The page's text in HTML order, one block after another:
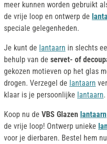
meer kunnen worden gebruikt
de vrije loop en ontwerp de
speciale gelegenheden.
Je kunt de lantaarn in slechts
behulp van de servet- of
gekozen motieven op het glas
drogen. Verzegel de lantaarn
klaar is je persoonlijke lantaarn.
Koop nu de VBS Glazen lantaarn
de vrije loop! Ontwerp unieke
voor je dierbaren. Bestel hem